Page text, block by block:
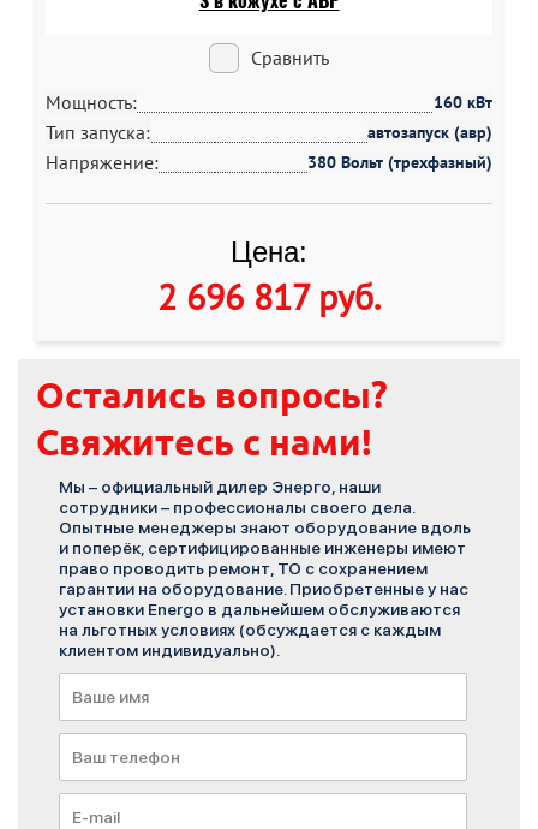
Сравнить
Мощность:
160 кВт
Тип запуска: автозапуск (авр)
Напряжение: 380 Вольт (трехфазный)
Цена:
2 696 817 руб.
Остались вопросы?
Свяжитесь с нами!
Мы – официальный дилер Энерго, наши
сотрудники – профессионалы своего дела.
Опытные менеджеры знают оборудование вдоль
и поперёк, сертифицированные инженеры имеют
право проводить ремонт, ТО с сохранением
гарантии на оборудование. Приобретенные у нас
установки Energo в дальнейшем обслуживаются
на льготных условиях (обсуждается с каждым
клиентом индивидуально).